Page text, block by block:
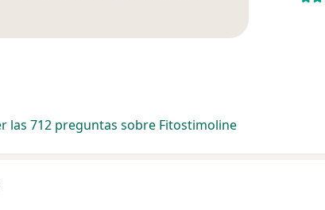
las 712 preguntas sobre Fitostimoline